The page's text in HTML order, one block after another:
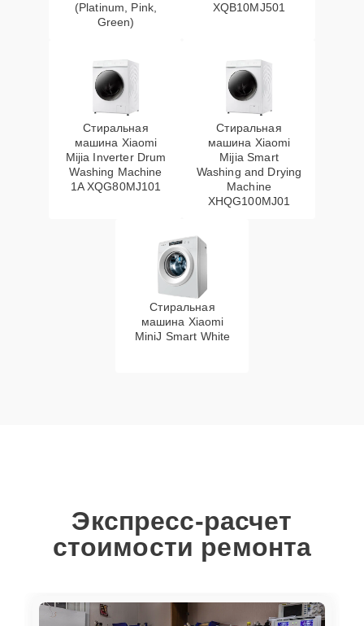
(Platinum, Pink,
Green)
XQB10MJ501
Стиральная
машина Xiaomi
Mijia Inverter Drum
Washing Machine
1A XQG80MJ101
Стиральная
машина Xiaomi
Mijia Smart
Washing and Drying
Machine
XHQG100MJ01
Стиральная
машина Xiaomi
MiniJ Smart White
Экспресс-расчет
стоимости ремонта